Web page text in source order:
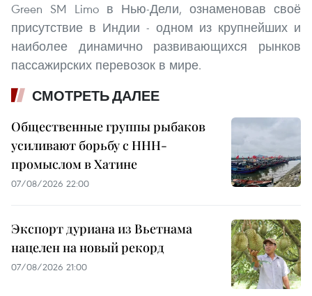
Green SM Limo в Нью-Дели, ознаменовав своё
присутствие в Индии - одном из крупнейших и
наиболее динамично развивающихся рынков
пассажирских перевозок в мире.
СМОТРЕТЬ ДАЛЕЕ
Общественные группы рыбаков
усиливают борьбу с ННН-
промыслом в Хатине
07/08/2026 22:00
Экспорт дуриана из Вьетнама
нацелен на новый рекорд
07/08/2026 21:00